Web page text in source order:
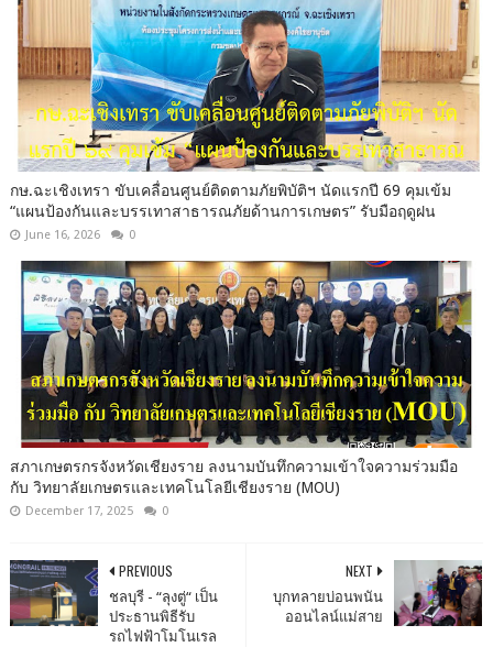
กษ.ฉะเชิงเทรา ขับเคลื่อนศูนย์ติดตามภัยพิบัติฯ นัดแรกปี 69 คุมเข้ม
“แผนป้องกันและบรรเทาสาธารณภัยด้านการเกษตร” รับมือฤดูฝน
June 16, 2026 0
สภาเกษตรกรจังหวัดเชียงราย ลงนามบันทึกความเข้าใจความร่วมมือ
กับ วิทยาลัยเกษตรและเทคโนโลยีเชียงราย (MOU)
December 17, 2025 0
NEXT
บุกทลายบ่อนพนัน
ออนไลน์แม่สาย
PREVIOUS
ชลบุรี - “ลุงตู่“ เป็น
ประธานพิธีรับ
รถไฟฟ้าโมโนเรล